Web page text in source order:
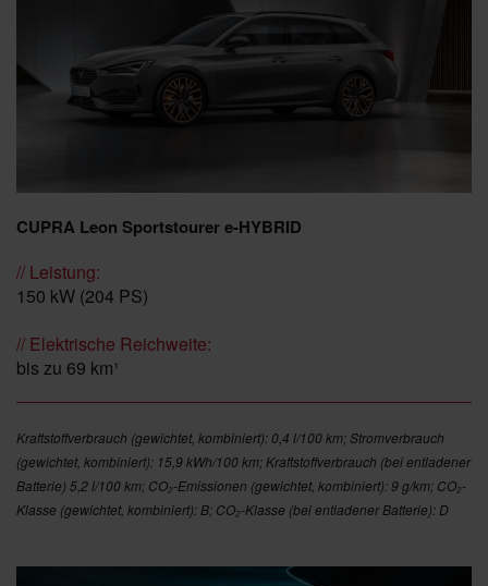
CUPRA Leon Sportstourer e-HYBRID
// Leistung:
150 kW (204 PS)
// Elektrische Reichweite:
bis zu 69 km¹
Kraftstoffverbrauch (gewichtet, kombiniert): 0,4 l/100 km; Stromverbrauch
(gewichtet, kombiniert): 15,9 kWh/100 km; Kraftstoffverbrauch (bei entladener
Batterie) 5,2 l/100 km; CO₂-Emissionen (gewichtet, kombiniert): 9 g/km; CO₂-
Klasse (gewichtet, kombiniert): B; CO₂-Klasse (bei entladener Batterie): D